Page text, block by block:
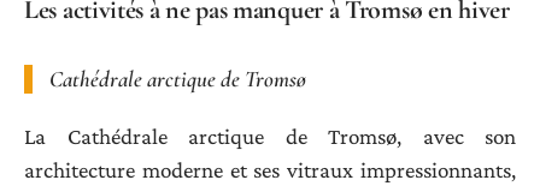
Les activités à ne pas manquer à Tromsø en hiver
Cathédrale arctique de Tromsø
La Cathédrale arctique de Tromsø, avec son
architecture moderne et ses vitraux impressionnants,